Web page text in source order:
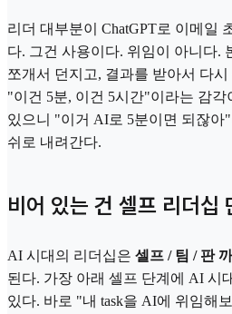
리더 대부분이 ChatGPT로 이메일
다. 그건 사용이다. 위임이 아니다.
쪼개서 던지고, 결과를 받아서 다
"이건 5분, 이건 5시간"이라는 감각
있으니 "이거 AI로 5분이면 되잖아
쉬로 내려간다.
비어 있는 건 셀프 리더십
AI 시대의 리더십은 셀프 / 팀 / 판
된다. 가장 아래 셀프 단계에 AI 시
있다. 바로 "내 task을 AI에 위임해